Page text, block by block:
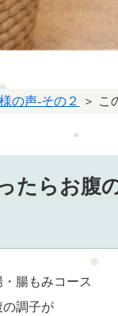
の声-その２ ＞ こ
たらお腹
腸もみコース
の調子が